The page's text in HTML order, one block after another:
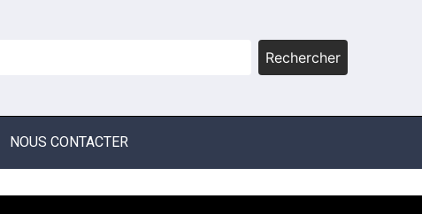
Rechercher
NOUS CONTACTER